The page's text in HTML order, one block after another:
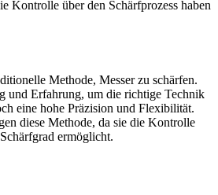
Kontrolle über den Schärfprozess haben
Methode, Messer zu schärfen.
und Erfahrung, um die richtige Technik
eine hohe Präzision und Flexibilität.
diese Methode, da sie die Kontrolle
ermöglicht.